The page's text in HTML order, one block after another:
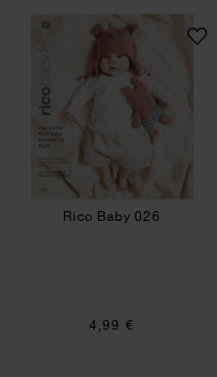
Rico Baby 026
Rico Baby 026
4,99 €